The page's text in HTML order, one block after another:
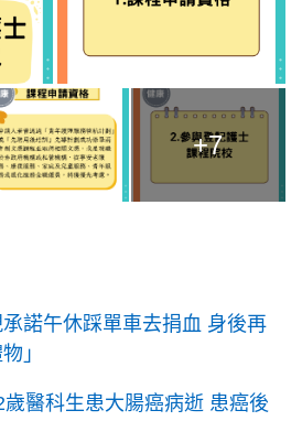
+7
諾午休踩單車去捐血 身後再
」
醫科生患大腸癌病逝 患癌後